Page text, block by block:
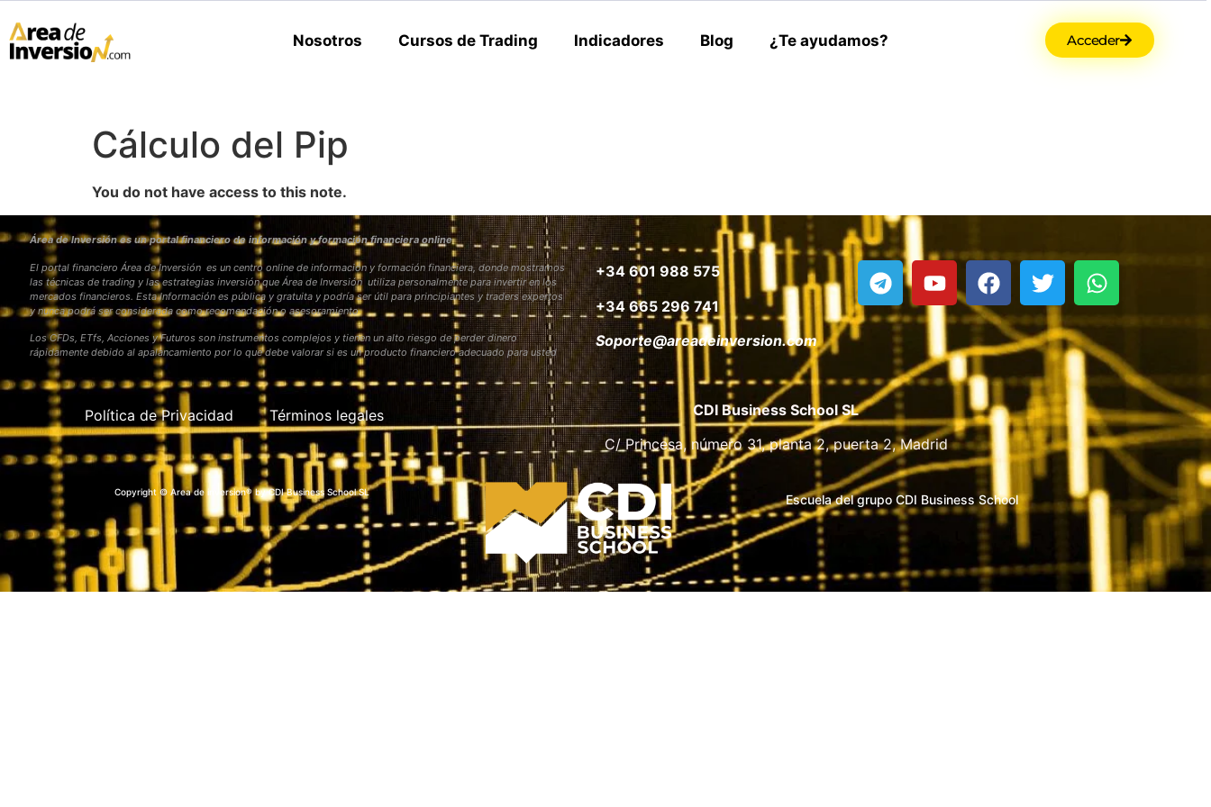
Nosotros Cursos de Trading Indicadores Blog ¿Te ayudamos? Acceder
Cálculo del Pip
You do not have access to this note.
Área de Inversión es un portal financiero de información y formación financiera online
El portal financiero Área de Inversión es un centro online de información y formación financiera, donde mostramos
las técnicas de trading y las estrategias inversión que Área de Inversión utiliza personalmente para invertir en los
mercados financieros. Esta Información es pública y gratuita y podría ser útil para principiantes y traders expertos
y nunca podrá ser considerada como recomendación o asesoramiento
Los CFDs, ETfs, Acciones y Futuros son instrumentos complejos y tienen un alto riesgo de perder dinero
rápidamente debido al apalancamiento por lo que debe valorar si es un producto financiero adecuado para usted
+34 601 988 575
+34 665 296 741
Soporte@areadeinversion.com
Política de Privacidad Términos legales
CDI Business School SL
C/ Princesa, número 31, planta 2, puerta 2, Madrid
Copyright © Area de inversion® by CDI Business School SL Escuela del grupo CDI Business School